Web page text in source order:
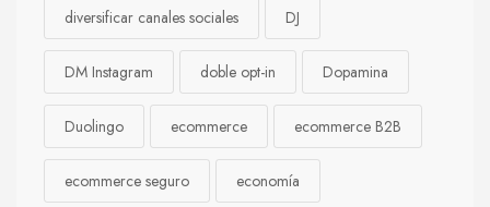
diversificar canales sociales DJ
DM Instagram doble opt-in Dopamina
Duolingo ecommerce ecommerce B2B
ecommerce seguro economía